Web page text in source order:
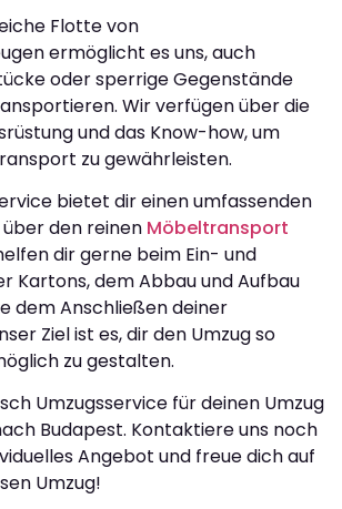
Flotte von
ermöglicht es uns, auch
oder sperrige Gegenstände
Wir verfügen über die
und das Know-how, um
zu gewährleisten.
bietet dir einen umfassenden
den reinen Möbeltransport
dir gerne beim Ein- und
Kartons, dem Abbau und Aufbau
dem Anschließen deiner
Ziel ist es, dir den Umzug so
zu gestalten.
Umzugsservice für deinen Umzug
Budapest. Kontaktiere uns noch
Angebot und freue dich auf
Umzug!